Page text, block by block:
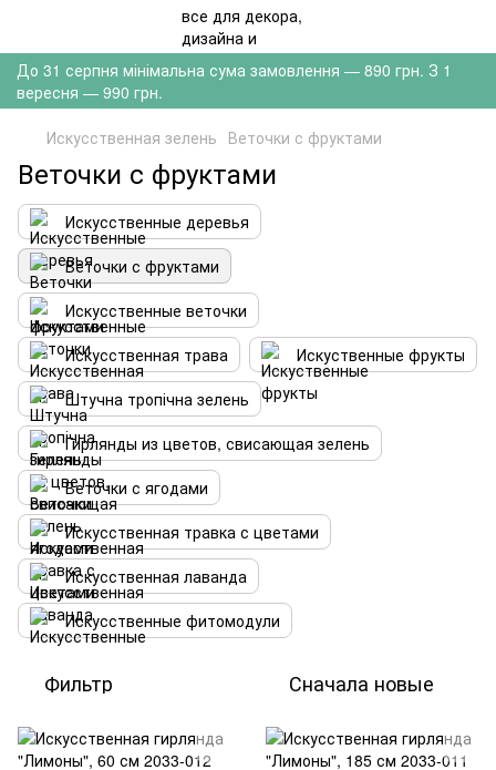
До 31 серпня мінімальна сума замовлення — 890 грн. З 1
вересня — 990 грн.
Искусственная зелень Веточки с фруктами
Веточки с фруктами
Искусственные деревья
Веточки с фруктами
Искусственные веточки
Искусственная трава
Искуственные фрукты
Штучна тропічна зелень
Гирлянды из цветов, свисающая зелень
Веточки с ягодами
Искусственная травка с цветами
Искусственная лаванда
Искусственные фитомодули
Фильтр Сначала новые